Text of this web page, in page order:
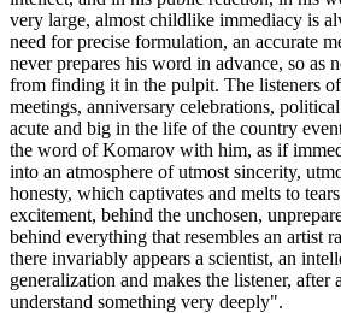
very large, almost childlike immediacy is
need for precise formulation, an accurate
never prepares his word in advance, so as
from finding it in the pulpit. The listeners
meetings, anniversary celebrations,
acute and big in the life of the country
the word of Komarov with him, as if
into an atmosphere of utmost sincerity,
honesty, which captivates and melts to
excitement, behind the unchosen,
behind everything that resembles an artist
there invariably appears a scientist, an
generalization and makes the listener, after
understand something very deeply".